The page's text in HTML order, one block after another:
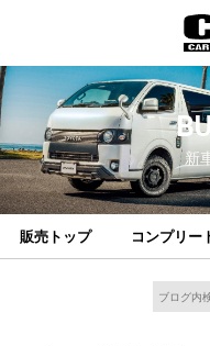
新
販売トップ コンプリー